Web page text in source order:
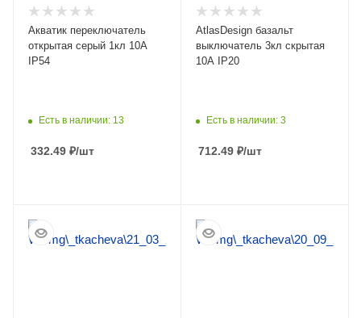
Акватик переключатель
открытая серый 1кл 10А
IP54
Есть в наличии: 13
332.49 ₽/шт
AtlasDesign базальт
выключатель 3кл скрытая
10А IP20
Есть в наличии: 3
712.49 ₽/шт